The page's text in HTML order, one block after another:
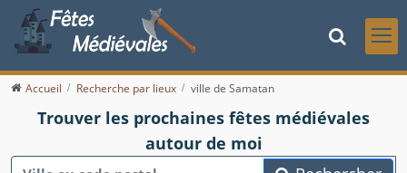
Accueil Recherche par lieux ville de Samatan
Trouver les prochaines fêtes médiévales
autour de moi